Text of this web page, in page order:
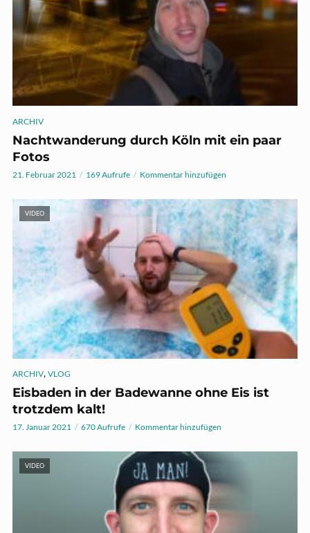
ARCHIV
Nachtwanderung durch Köln mit ein paar
Fotos
21. Februar 2021 169 Aufrufe Kommentar hinzufügen
VIDEO
ARCHIV, VLOG
Eisbaden in der Badewanne ohne Eis ist
trotzdem kalt!
17. Januar 2021 670 Aufrufe Kommentar hinzufügen
VIDEO